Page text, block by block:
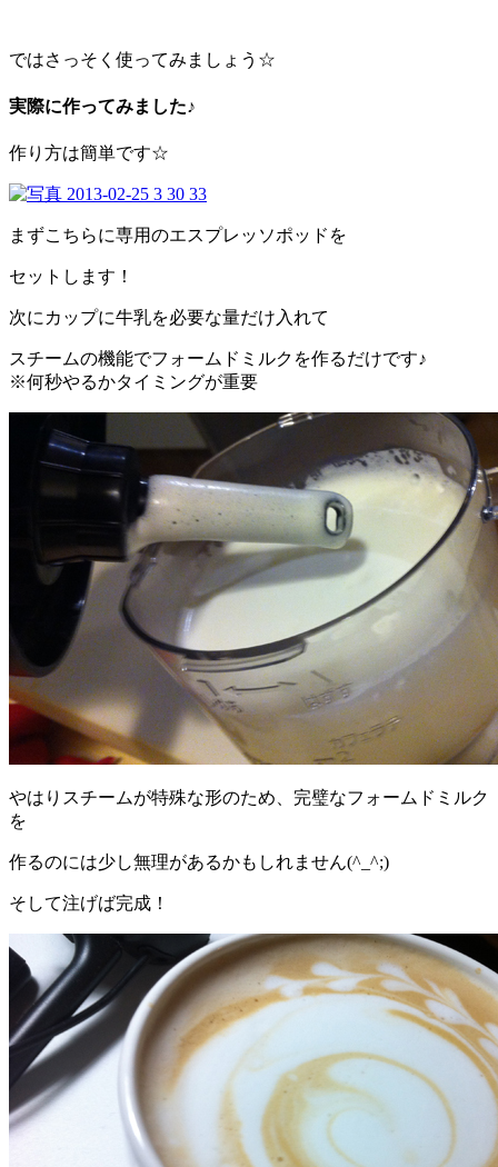
ではさっそく使ってみましょう☆
実際に作ってみました♪
作り方は簡単です☆
まずこちらに専用のエスプレッソポッドを
セットします！
次にカップに牛乳を必要な量だけ入れて
スチームの機能でフォームドミルクを作るだけです♪
※何秒やるかタイミングが重要
やはりスチームが特殊な形のため、完璧なフォームドミルク
を
作るのには少し無理があるかもしれません(^_^;)
そして注げば完成！